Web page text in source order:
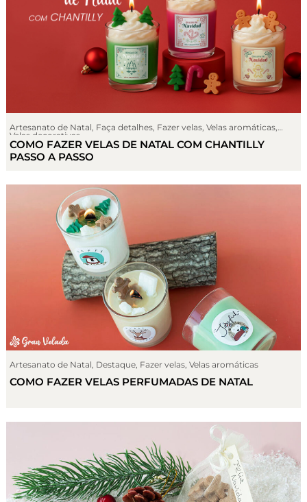
Artesanato de Natal Faça detalhes Fazer velas Velas aromáticas
Velas decorativas
COMO FAZER VELAS DE NATAL COM CHANTILLY
PASSO A PASSO
Artesanato de Natal Destaque Fazer velas Velas aromáticas
COMO FAZER VELAS PERFUMADAS DE NATAL